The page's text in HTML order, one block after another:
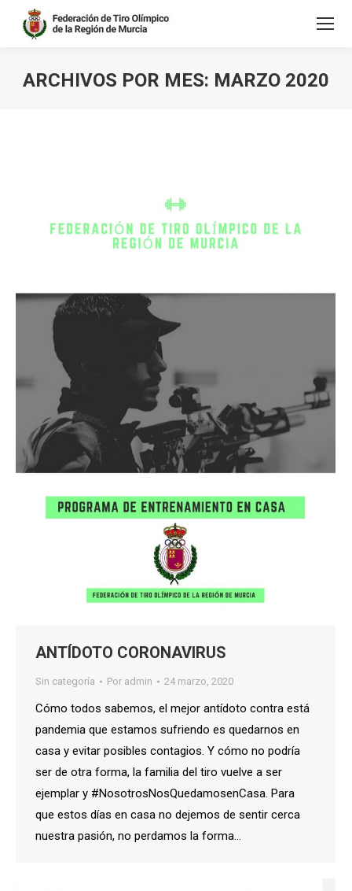
ARCHIVOS POR MES: MARZO 2020
ANTÍDOTO CORONAVIRUS
Sin categoría Por admin 24 marzo, 2020
Cómo todos sabemos, el mejor antídoto contra está
pandemia que estamos sufriendo es quedarnos en
casa y evitar posibles contagios. Y cómo no podría
ser de otra forma, la familia del tiro vuelve a ser
ejemplar y #NosotrosNosQuedamosenCasa. Para
que estos días en casa no dejemos de sentir cerca
nuestra pasión, no perdamos la forma…